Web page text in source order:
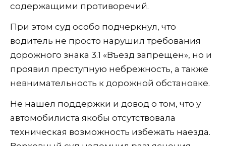
содержащими противоречий.
При этом суд особо подчеркнул, что
водитель не просто нарушил требования
дорожного знака 3.1 «Въезд запрещен», но и
проявил преступную небрежность, а также
невнимательность к дорожной обстановке.
Не нашел поддержки и довод о том, что у
автомобилиста якобы отсутствовала
техническая возможность избежать наезда.